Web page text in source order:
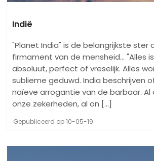
Indië
"Planet India" is de belangrijkste ster
firmament van de mensheid... "Alles
absoluut, perfect of vreselijk. Alles
sublieme geduwd. India beschrijven
naïeve arrogantie van de barbaar. Al
onze zekerheden, al on [...]
Gepubliceerd op 10-05-19